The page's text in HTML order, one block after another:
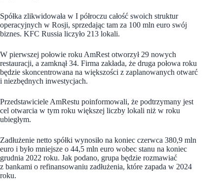
Spółka zlikwidowała w I półroczu całość swoich struktur
operacyjnych w Rosji, sprzedając tam za 100 mln euro swój
biznes. KFC Russia liczyło 213 lokali.
W pierwszej połowie roku AmRest otworzył 29 nowych
restauracji, a zamknął 34. Firma zakłada, że druga połowa roku
będzie skoncentrowana na większości z zaplanowanych otwarć
i niezbędnych inwestycjach.
Przedstawiciele AmRestu poinformowali, że podtrzymany jest
cel otwarcia w tym roku większej liczby lokali niż w roku
ubiegłym.
Zadłużenie netto spółki wynosiło na koniec czerwca 380,9 mln
euro i było mniejsze o 44,5 mln euro wobec stanu na koniec
grudnia 2022 roku. Jak podano, grupa będzie rozmawiać
z bankami o refinansowaniu zadłużenia, które zapada w 2024
roku.